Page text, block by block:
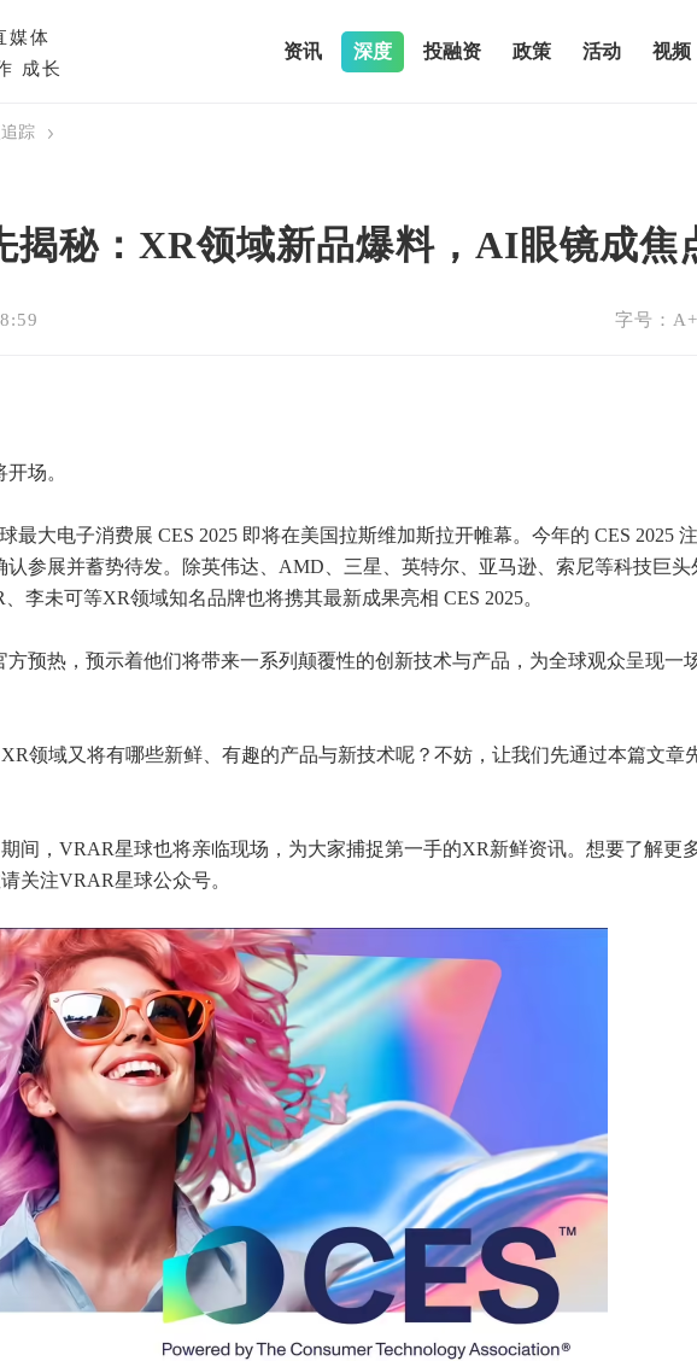
媒体
成长
资讯 深度 投融资 政策 活动 视频
踪
揭秘：XR领域新品爆料，AI眼镜成焦
字号： A+
场。
最大电子消费展 CES 2025 即将在美国拉斯维加斯拉开帷幕。今年的 CES 2025
参展并蓄势待发。除英伟达、AMD、三星、英特尔、亚马逊、索尼等科技巨头
李未可等XR领域知名品牌也将携其最新成果亮相 CES 2025。
方预热，预示着他们将带来一系列颠覆性的创新技术与产品，为全球观众呈现一
领域又将有哪些新鲜、有趣的产品与新技术呢？不妨，让我们先通过本篇文章
间，VRAR星球也将亲临现场，为大家捕捉第一手的XR新鲜资讯。想要了解更
关注VRAR星球公众号。